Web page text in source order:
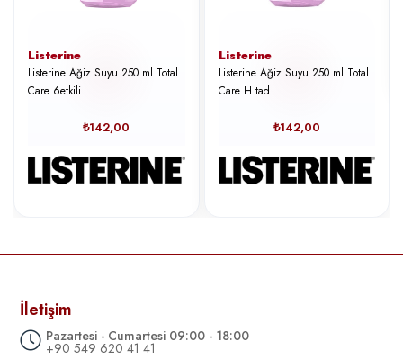
Listerine
Listerine Ağiz Suyu 250 ml Total
Care 6etkili
₺142,00
Listerine
Listerine Ağiz Suyu 250 ml Total
Care H.tad.
₺142,00
İletişim
Pazartesi - Cumartesi 09:00 - 18:00
+90 549 620 41 41